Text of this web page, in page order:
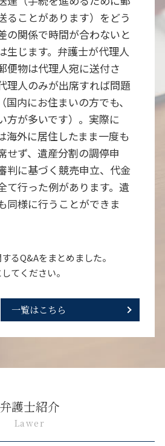
ることがあります）をどう
の関係で時間が合わないと
生じます。弁護士が代理人
便物は代理人宛に送付さ
理人のみが出席すれば問題
国内にお住まいの方でも、
方が多いです）。実際に
海外に居住したまま一度も
せず、遺産分割の調停申
判に基づく競売申立、代金
て行った例があります。遺
同様に行うことができま
るQ&Aをまとめました。
てください。
一覧はこちら
弁護士紹介
Lawer